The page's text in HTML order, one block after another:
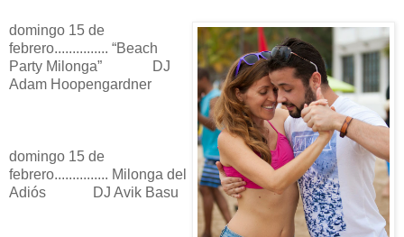
domingo 15 de
febrero............... “Beach
Party Milonga” DJ
Adam Hoopengardner
domingo 15 de
febrero............... Milonga del
Adiós DJ Avik Basu